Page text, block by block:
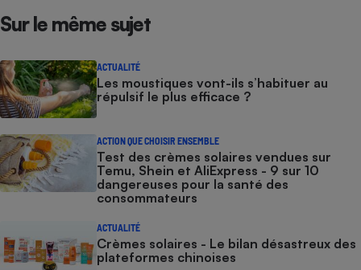
Sur le même sujet
ACTUALITÉ
Les moustiques vont-ils s’habituer au
répulsif le plus efficace ?
ACTION QUE CHOISIR ENSEMBLE
Test des crèmes solaires vendues sur
Temu, Shein et AliExpress - 9 sur 10
dangereuses pour la santé des
consommateurs
ACTUALITÉ
Crèmes solaires - Le bilan désastreux des
plateformes chinoises